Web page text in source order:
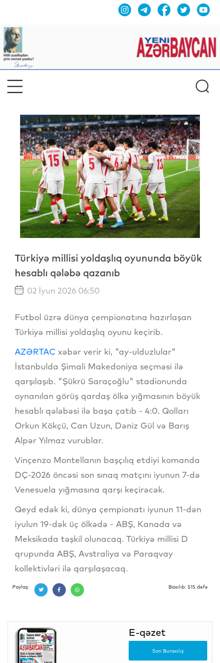
Türkiyə millisi yoldaşlıq oyununda böyük
hesablı qələbə qazanıb
02 İyun 2026 06:50
Futbol üzrə dünya çempionatına hazırlaşan
Türkiyə millisi yoldaşlıq oyunu keçirib.
AZƏRTAC xəbər verir ki, "ay-ulduzlular"
İstanbulda Şimali Makedoniya seçməsi ilə
qarşılaşıb. "Şükrü Saraçoğlu" stadionunda
oynanılan görüş qardaş ölkə yığmasının böyük
hesablı qələbəsi ilə başa çatıb - 4:0. Qolları
Orkun Kökçü, Can Uzun, Dəniz Gül və Barış
Alpər Yılmaz vurublar.
Vinçenzo Montellanın başçılıq etdiyi komanda
DÇ-2026 öncəsi son sınaq matçını iyunun 7-də
Venesuela yığmasına qarşı keçirəcək.
Qeyd edək ki, dünya çempionatı iyunun 11-dən
iyulun 19-dək üç ölkədə - ABŞ, Kanada və
Meksikada təşkil olunacaq. Türkiyə millisi D
qrupunda ABŞ, Avstraliya və Paraqvay
kollektivləri ilə qarşılaşacaq.
Paylaş: Baxılıb: 515 dəfə
E-qəzet
Son Buraxılış